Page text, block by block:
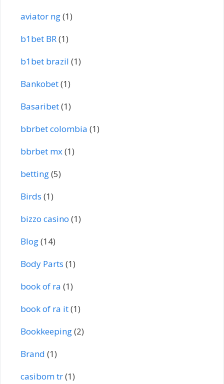
aviator ng(1)
b1bet BR(1)
b1bet brazil (1)
Bankobet(1)
Basaribet(1)
bbrbet colombia (1)
bbrbet mx(1)
betting(5)
Birds (1)
bizzo casino (1)
Blog(14)
Body Parts (1)
book of ra (1)
book of ra it(1)
Bookkeeping(2)
Brand (1)
casibom tr(1)